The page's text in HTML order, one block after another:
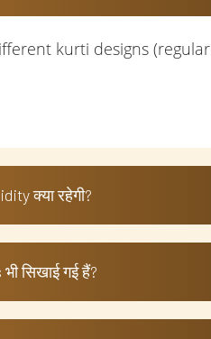
kurti designs (regular
क्या रहेगी?
2 साल की रहेगी।
अपने account से course को
सिखाई गई हैं?
tricks भी सिखाई गई हैं